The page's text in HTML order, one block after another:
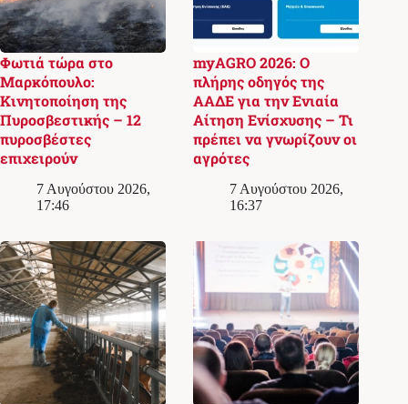
Φωτιά τώρα στο
Μαρκόπουλο:
Κινητοποίηση της
Πυροσβεστικής – 12
πυροσβέστες
επιχειρούν
7 Αυγούστου 2026,
17:46
myAGRO 2026: Ο
πλήρης οδηγός της
ΑΑΔΕ για την Ενιαία
Αίτηση Ενίσχυσης – Τι
πρέπει να γνωρίζουν οι
αγρότες
7 Αυγούστου 2026,
16:37